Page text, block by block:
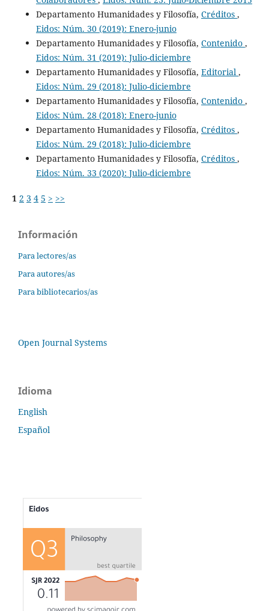
Departamento Humanidades y Filosofía, Créditos ,
Eidos: Núm. 30 (2019): Enero-junio
Departamento Humanidades y Filosofía, Contenido ,
Eidos: Núm. 31 (2019): Julio-diciembre
Departamento Humanidades y Filosofía, Editorial ,
Eidos: Núm. 29 (2018): Julio-diciembre
Departamento Humanidades y Filosofía, Contenido ,
Eidos: Núm. 28 (2018): Enero-junio
Departamento Humanidades y Filosofía, Créditos ,
Eidos: Núm. 29 (2018): Julio-diciembre
Departamento Humanidades y Filosofía, Créditos ,
Eidos: Núm. 33 (2020): Julio-diciembre
1 2 3 4 5 > >>
Información
Para lectores/as
Para autores/as
Para bibliotecarios/as
Open Journal Systems
Idioma
English
Español